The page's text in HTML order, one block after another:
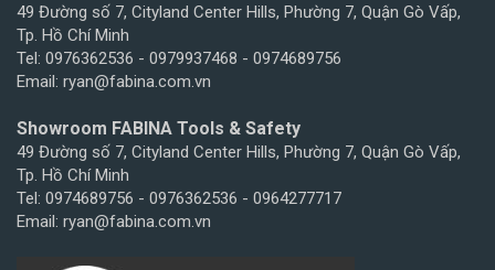
49 Đường số 7, Cityland Center Hills, Phường 7, Quận Gò Vấp,
Tp. Hồ Chí Minh
Tel: 0976362536 - 0979937468 - 0974689756
Email: ryan@fabina.com.vn
Showroom FABINA Tools & Safety
49 Đường số 7, Cityland Center Hills, Phường 7, Quận Gò Vấp,
Tp. Hồ Chí Minh
Tel: 0974689756 - 0976362536 - 0964277717
Email: ryan@fabina.com.vn